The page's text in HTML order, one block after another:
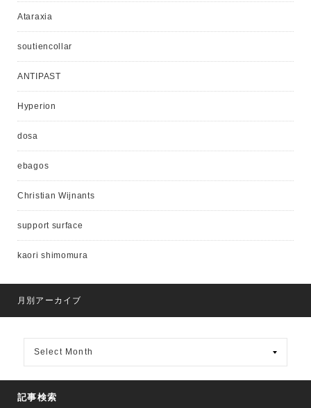
Ataraxia
soutiencollar
ANTIPAST
Hyperion
dosa
ebagos
Christian Wijnants
support surface
kaori shimomura
月別アーカイブ
ア
ー
カ
イ
記事検索